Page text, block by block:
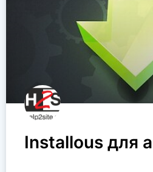
Installous для